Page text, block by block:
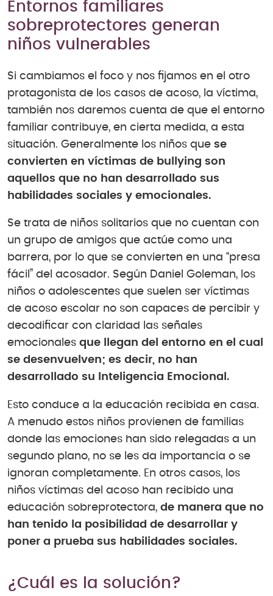
Entornos familiares
sobreprotectores generan
niños vulnerables
Si cambiamos el foco y nos fijamos en el otro
protagonista de los casos de acoso, la víctima,
también nos daremos cuenta de que el entorno
familiar contribuye, en cierta medida, a esta
situación. Generalmente los niños que se
convierten en víctimas de bullying son
aquellos que no han desarrollado sus
habilidades sociales y emocionales.
Se trata de niños solitarios que no cuentan con
un grupo de amigos que actúe como una
barrera, por lo que se convierten en una “presa
fácil” del acosador. Según Daniel Goleman, los
niños o adolescentes que suelen ser víctimas
de acoso escolar no son capaces de percibir y
decodificar con claridad las señales
emocionales que llegan del entorno en el cual
se desenvuelven; es decir, no han
desarrollado su Inteligencia Emocional.
Esto conduce a la educación recibida en casa.
A menudo estos niños provienen de familias
donde las emociones han sido relegadas a un
segundo plano, no se les da importancia o se
ignoran completamente. En otros casos, los
niños víctimas del acoso han recibido una
educación sobreprotectora, de manera que no
han tenido la posibilidad de desarrollar y
poner a prueba sus habilidades sociales.
¿Cuál es la solución?